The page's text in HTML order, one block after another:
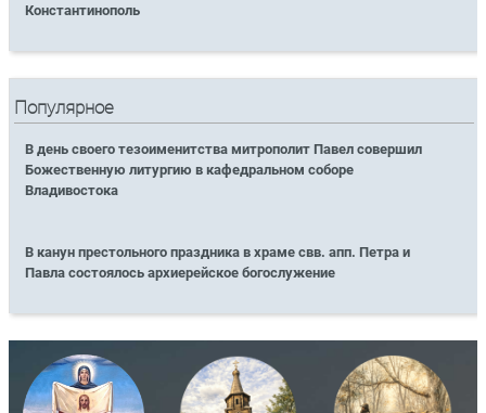
Константинополь
Популярное
В день своего тезоименитства митрополит Павел совершил
Божественную литургию в кафедральном соборе
Владивостока
В канун престольного праздника в храме свв. апп. Петра и
Павла состоялось архиерейское богослужение